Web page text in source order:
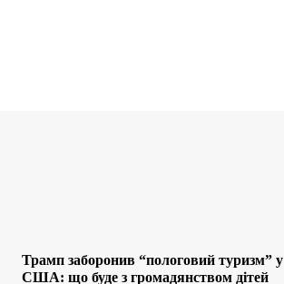
Трамп заборонив “пологовий туризм” у
США: що буде з громадянством дітей